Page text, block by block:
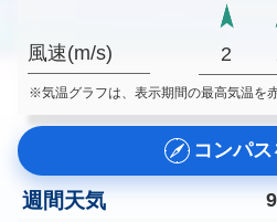
風速(m/s) 2
※気温グラフは、表示期間の最高気温を
コンパ
週間天気